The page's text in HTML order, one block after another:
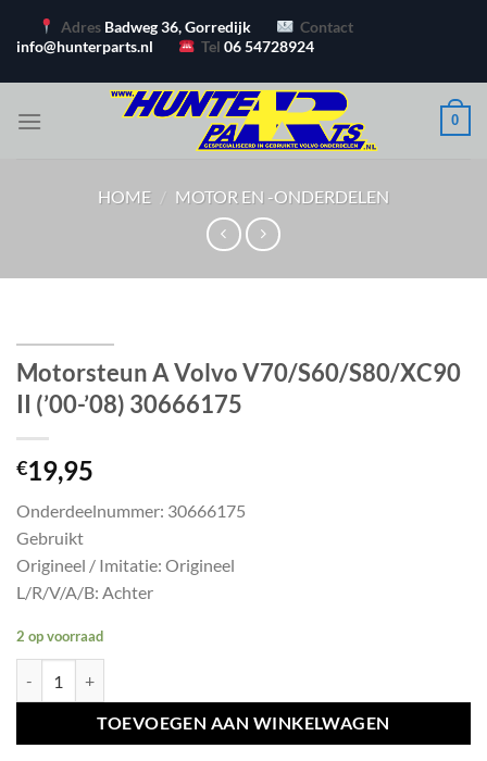
naar
Adres Badweg 36, Gorredijk
Contact
info@hunterparts.nl
Tel06 54728924
0
HOME / MOTOR EN -ONDERDELEN
Motorsteun A Volvo V70/S60/S80/XC90
II (’00-’08) 30666175
€19,95
Onderdeelnummer: 30666175
Gebruikt
Origineel / Imitatie: Origineel
L/R/V/A/B: Achter
2 op voorraad
TOEVOEGEN AAN WINKELWAGEN